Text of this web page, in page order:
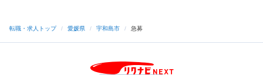
転職・求人トップ / 愛媛県 / 宇和島市 / 急募